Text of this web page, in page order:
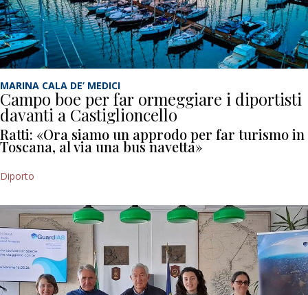
MARINA CALA DE’ MEDICI
Campo boe per far ormeggiare i diportisti
davanti a Castiglioncello
Ratti: «Ora siamo un approdo per far turismo in
Toscana, al via una bus navetta»
Diporto